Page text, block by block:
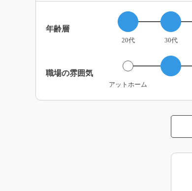
年齢層
20代 30代
職場の雰囲気
アットホーム